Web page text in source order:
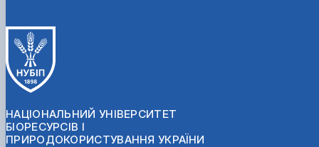
НАЦІОНАЛЬНИЙ УНІВЕРСИТЕТ
БІОРЕСУРСІВ І
ПРИРОДОКОРИСТУВАННЯ УКРАЇНИ